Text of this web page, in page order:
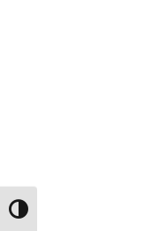
Toggle High Contrast